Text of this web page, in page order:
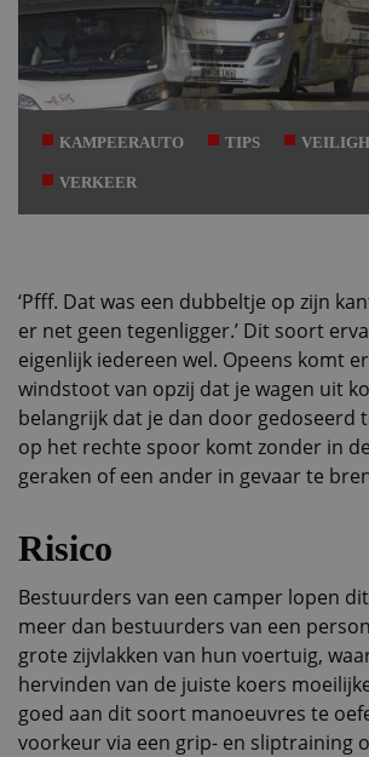
KAMPEERAUTO TIPS
VERKEER
‘Pfff. Dat was een dubbeltje op zijn
er net geen tegenligger.’ Dit soort
eigenlijk iedereen wel. Opeens komt er
windstoot van opzij dat je wagen uit
belangrijk dat je dan door gedoseerd
op het rechte spoor komt zonder in
geraken of een ander in gevaar te
Risico
Bestuurders van een camper lopen
meer dan bestuurders van een
grote zijvlakken van hun voertuig,
hervinden van de juiste koers
goed aan dit soort manoeuvres te
voorkeur via een grip- en sliptraining